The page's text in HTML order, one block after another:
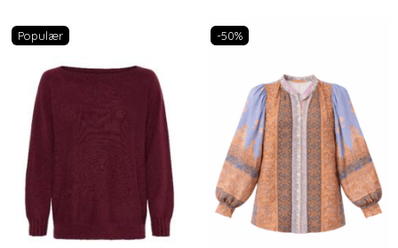
Populær -50%